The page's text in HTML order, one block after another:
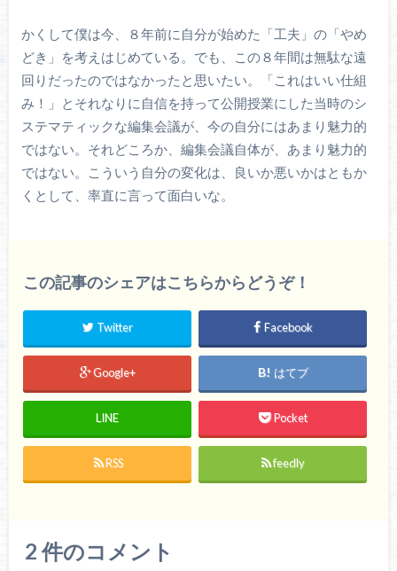
かくして僕は今、８年前に自分が始めた「工夫」の「やめ
どき」を考えはじめている。でも、この８年間は無駄な遠
回りだったのではなかったと思いたい。「これはいい仕組
み！」とそれなりに自信を持って公開授業にした当時のシ
ステマティックな編集会議が、今の自分にはあまり魅力的
ではない。それどころか、編集会議自体が、あまり魅力的
ではない。こういう自分の変化は、良いか悪いかはともか
くとして、率直に言って面白いな。
この記事のシェアはこちらからどうぞ！
Twitter Facebook
Google+ はてブ
LINE Pocket
RSS feedly
2 件のコメント